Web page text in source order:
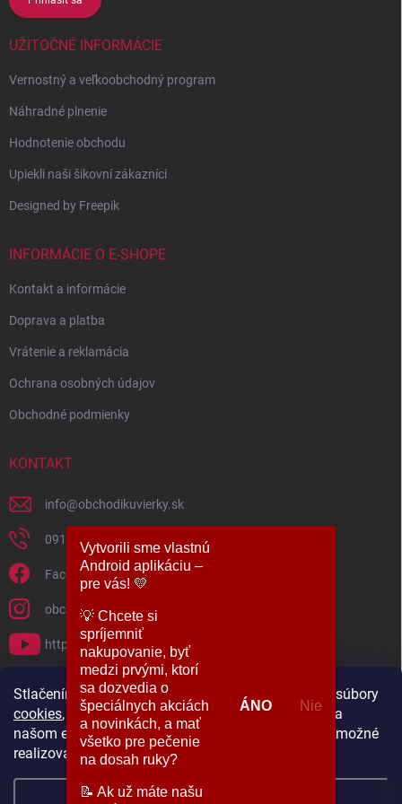
Stlačením tlačidla „SÚHLASÍM“ akceptujete všetky súbory
cookies, ktoré sa využívajú počas Vašej návštevy na
našom eshope. Zmeny využitia súborov cookies je možné
realizovať v sekcii „NASTAVENIA“.
Nastavenie
UŽITOČNÉ INFORMÁCIE
Vernostný a veľkoobchodný program
Náhradné plnenie
Hodnotenie obchodu
Upiekli naši šikovní zákazníci
Designed by Freepik
INFORMÁCIE O E-SHOPE
Kontakt a informácie
Doprava a platba
Vrátenie a reklamácia
Ochrana osobných údajov
Obchodné podmienky
KONTAKT
info@obchodikuvierky.sk
0917 860 860
Facebook
obchodikuvierky
https://www.youtube.com/@kurzypreteba5844
PRIJÍMAME ONLINE PLATBY
Vytvorili sme vlastnú
Android aplikáciu –
pre vás! 💛
​💡 Chcete si
spríjemniť
nakupovanie, byť
medzi prvými, ktorí
sa dozvedia o
špeciálnych akciách
a novinkách, a mať
všetko pre pečenie
na dosah ruky?​
📝 Ak už máte našu
ÁNO Nie